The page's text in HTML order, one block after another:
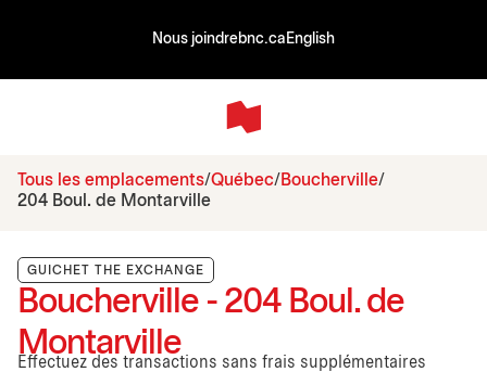
Nous joindrebnc.ca English
Tous les emplacements Québec
Boucherville
204 Boul. de Montarville
GUICHET THE EXCHANGE
Boucherville - 204 Boul. de
Montarville
Effectuez des transactions sans frais supplémentaires